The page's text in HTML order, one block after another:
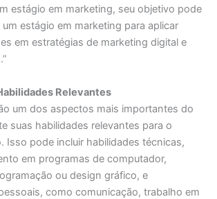
estágio em marketing, seu objetivo pode
um estágio em marketing para aplicar
em estratégias de marketing digital e
Relevantes
um dos aspectos mais importantes do
suas habilidades relevantes para o
Isso pode incluir habilidades técnicas,
em programas de computador,
ou design gráfico, e
como comunicação, trabalho em